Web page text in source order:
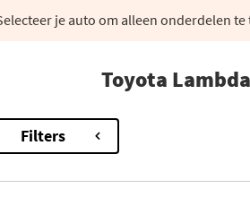
je auto om alleen onderdelen
Toyota
Filters